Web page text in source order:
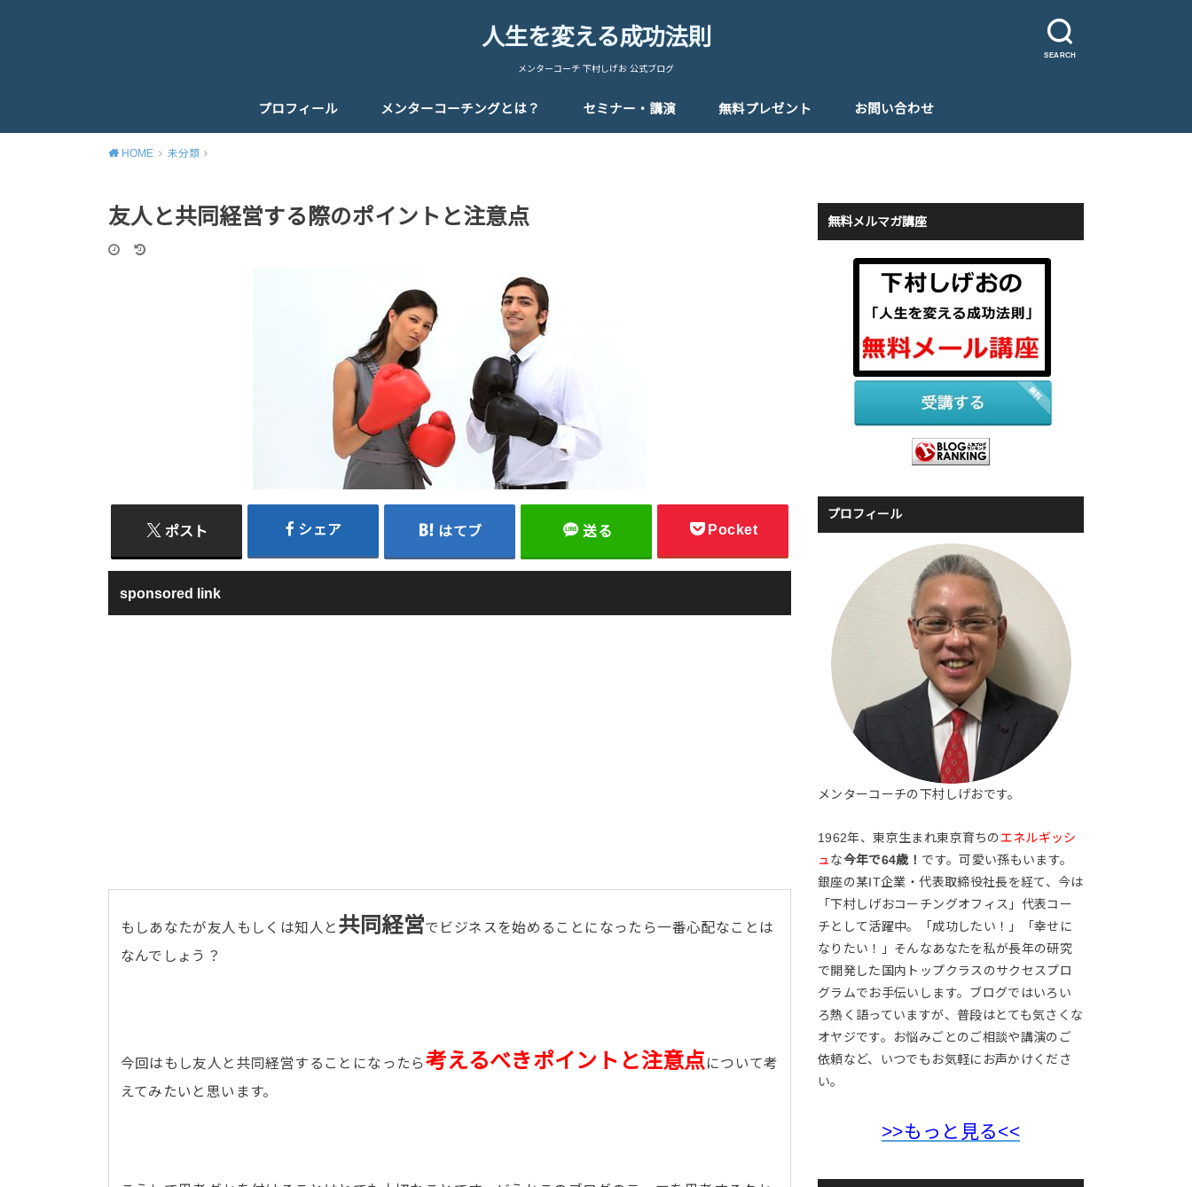
SEARCH
人生を変える成功法則
メンターコーチ 下村しげお 公式ブログ
プロフィール メンターコーチングとは？ セミナー・講演 無料プレゼント お問い合わせ
HOME 未分類
友人と共同経営する際のポイントと注意点
ポスト シェア はてブ 送る Pocket
sponsored link
もしあなたが友人もしくは知人と 共同経営でビジネスを始めることになったら一番心配なことは
なんでしょう？
今回はもし友人と共同経営することになったら 考えるべきポイントと注意点 について考
えてみたいと思います。
無料メルマガ講座
プロフィール
メンターコーチの下村しげおです。
1962年、東京生まれ東京育ちのエネルギッシ
ュな今年で64歳！ です。可愛い孫もいます。
銀座の某IT企業・代表取締役社長を経て、今は
「下村しげおコーチングオフィス」代表コー
チとして活躍中。「成功したい！」「幸せに
なりたい！」そんなあなたを私が長年の研究
で開発した国内トップクラスのサクセスプロ
グラムでお手伝いします。ブログではいろい
ろ熱く語っていますが、普段はとても気さくな
オヤジです。お悩みごとのご相談や講演のご
依頼など、いつでもお気軽にお声かけくださ
い。
>>もっと見る<<